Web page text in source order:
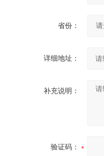
省份：
详细地址：
补充说明：
验证码：